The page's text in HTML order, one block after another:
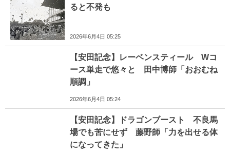
ると不発も
2026年6月4日 05:25
【安田記念】レーベンスティール Wコ
ース単走で悠々と 田中博師「おおむね
順調」
2026年6月4日 05:24
【安田記念】ドラゴンブースト 不良馬
場でも苦にせず 藤野師「力を出せる体
になってきた」